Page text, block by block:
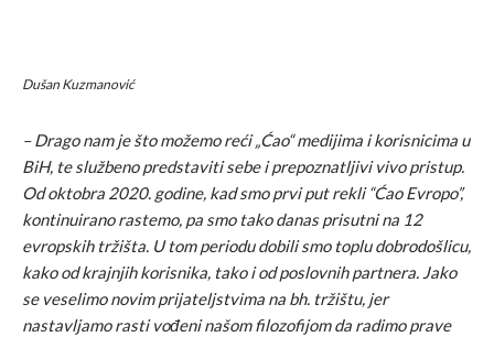
Dušan Kuzmanović
– Drago nam je što možemo reći „Ćao“ medijima i korisnicima u
BiH, te službeno predstaviti sebe i prepoznatljivi vivo pristup.
Od oktobra 2020. godine, kad smo prvi put rekli “Ćao Evropo”,
kontinuirano rastemo, pa smo tako danas prisutni na 12
evropskih tržišta. U tom periodu dobili smo toplu dobrodošlicu,
kako od krajnjih korisnika, tako i od poslovnih partnera. Jako
se veselimo novim prijateljstvima na bh. tržištu, jer
nastavljamo rasti vođeni našom filozofijom da radimo prave